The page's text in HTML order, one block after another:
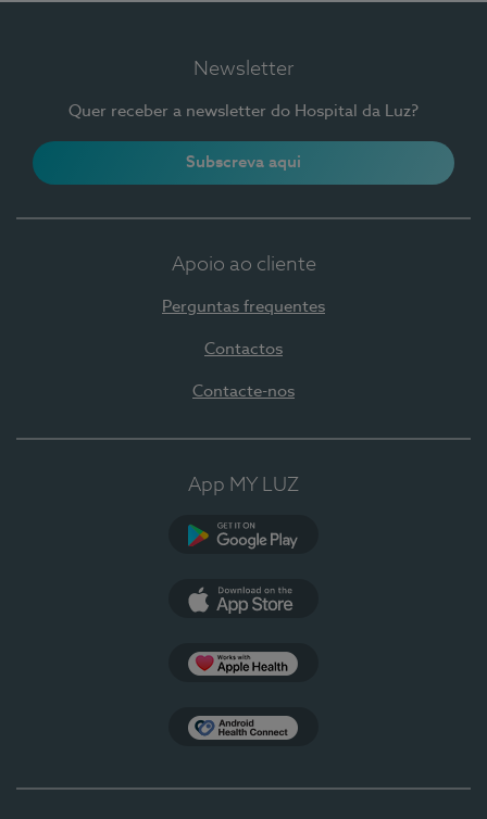
Newsletter
Quer receber a newsletter do Hospital da Luz?
Subscreva aqui
Apoio ao cliente
Perguntas frequentes
Contactos
Contacte-nos
App MY LUZ